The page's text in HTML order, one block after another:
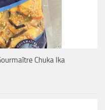
Chuka Ika